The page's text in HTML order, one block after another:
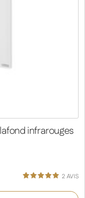
infrarouges
5.00
2 AVIS